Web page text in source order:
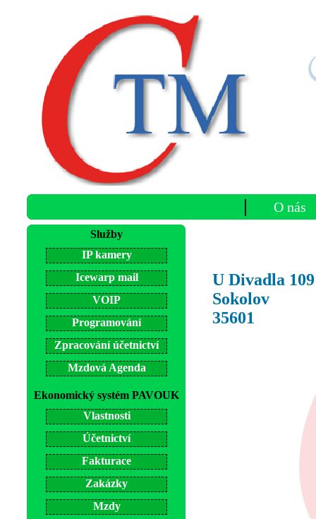
O nás
Služby
IP kamery
Icewarp mail
VOIP
Programování
Zpracování účetnictví
Mzdová Agenda
Ekonomický systém PAVOUK
Vlastnosti
Účetnictví
Fakturace
Zakázky
Mzdy
U Divadla
Sokolov
35601